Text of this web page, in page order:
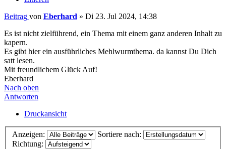
Beitrag von Eberhard » Di 23. Jul 2024, 14:38
Es ist nicht zielführend, ein Thema mit einem ganz anderen Inhalt zu
kapern.
Es gibt hier ein ausführliches Mehlwurmthema. da kannst Du Dich
satt lesen.
Mit freundlichem Glück Auf!
Eberhard
Nach oben
Antworten
Druckansicht
Anzeigen:
Sortiere nach:
Richtung: